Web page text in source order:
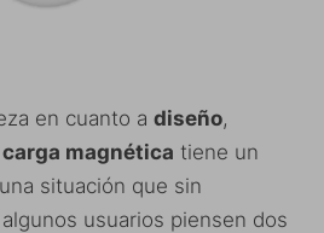
en cuanto a diseño,
carga magnética tiene un
situación que sin
usuarios piensen dos